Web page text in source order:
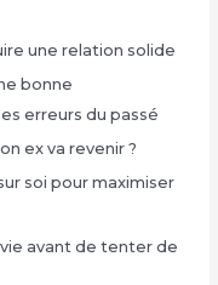
une relation solide
bonne
erreurs du passé
ex va revenir ?
soi pour maximiser
avant de tenter de